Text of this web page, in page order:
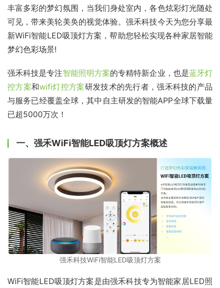
丰富多彩的梦幻氛围，当我们身处室内，各色炫彩灯光随处
可见，带来美轮美奂的视觉体验。强禾科技今天为您分享最
新WiFi智能LED吸顶灯方案，帮助您轻松实现各种家居智能
梦幻色彩场景!
强禾科技是专注智能照明方案的专精特新企业，也是蓝牙灯
控方案和wifi灯控方案研发技术的先行者，强禾科技的产品
与服务已经覆盖全球，其中自主研发的智能APP全球下载量
已超5000万次！
一、强禾WiFi智能LED吸顶灯方案概述
强禾科技WiFi智能LED吸顶灯方案
WiFi智能LED吸顶灯方案是由强禾科技专为智能家居LED照